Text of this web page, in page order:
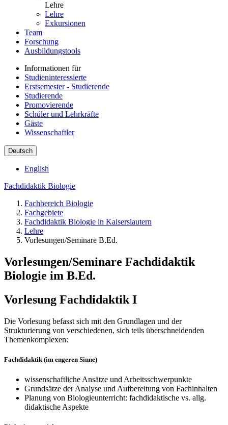
Lehre
Lehre
Exkursionen
Team
Forschung
Ausbildungstools
Informationen für
Studieninteressierte
Erstsemester - Studierende
Studierende
Promovierende
Schüler und Lehrkräfte
Gäste
Wissenschaftler
Deutsch
English
Fachdidaktik Biologie
Fachbereich Biologie
Fachgebiete
Fachdidaktik Biologie in Kaiserslautern
Lehre
Vorlesungen/Seminare B.Ed.
Vorlesungen/Seminare Fachdidaktik
Biologie im B.Ed.
Vorlesung Fachdidaktik I
Die Vorlesung befasst sich mit den Grundlagen und der
Strukturierung von verschiedenen, sich teils überschneidenden
Themenkomplexen:
Fachdidaktik (im engeren Sinne)
wissenschaftliche Ansätze und Arbeitsschwerpunkte
Grundsätze der Analyse und Aufbereitung von Fachinhalten
Planung von Biologieunterricht: fachdidaktische vs. allg.
didaktische Aspekte